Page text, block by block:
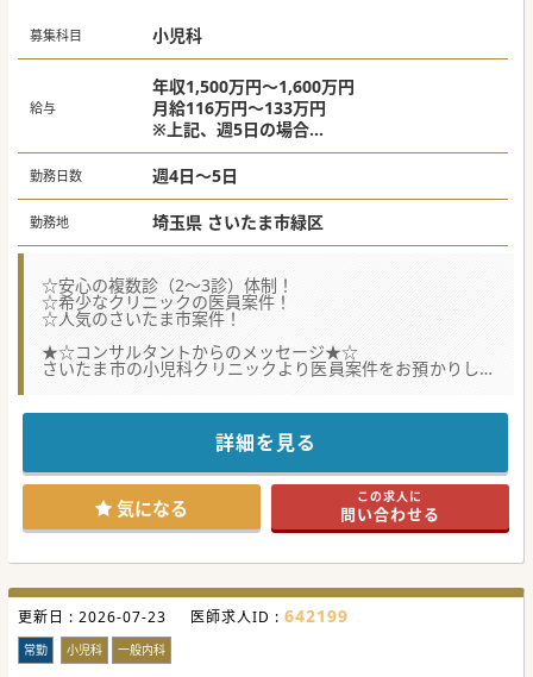
募集科目 小児科
給与
年収1,500万円～1,600万円
月給116万円～133万円
※上記、週5日の場合
※週4日の場合：1,400万円～
勤務日数 週4日～5日
勤務地 埼玉県 さいたま市緑区
☆安心の複数診（2～3診）体制！
☆希少なクリニックの医員案件！
☆人気のさいたま市案件！
★☆コンサルタントからのメッセージ★☆
さいたま市の小児科クリニックより医員案件をお預かりしま
実施しております。
基本的に2～3診体制を取っている為、病院でご活躍されてき
安心してご勤務いただく事が可能です。
#秋入職可
詳細を見る
気になる この求人に
問い合わせる
更新日 : 2026-07-23 医師求人ID : 642199
常勤 小児科 一般内科